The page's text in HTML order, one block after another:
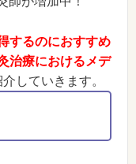
するのにおすすめ
治療におけるメデ
していきます。